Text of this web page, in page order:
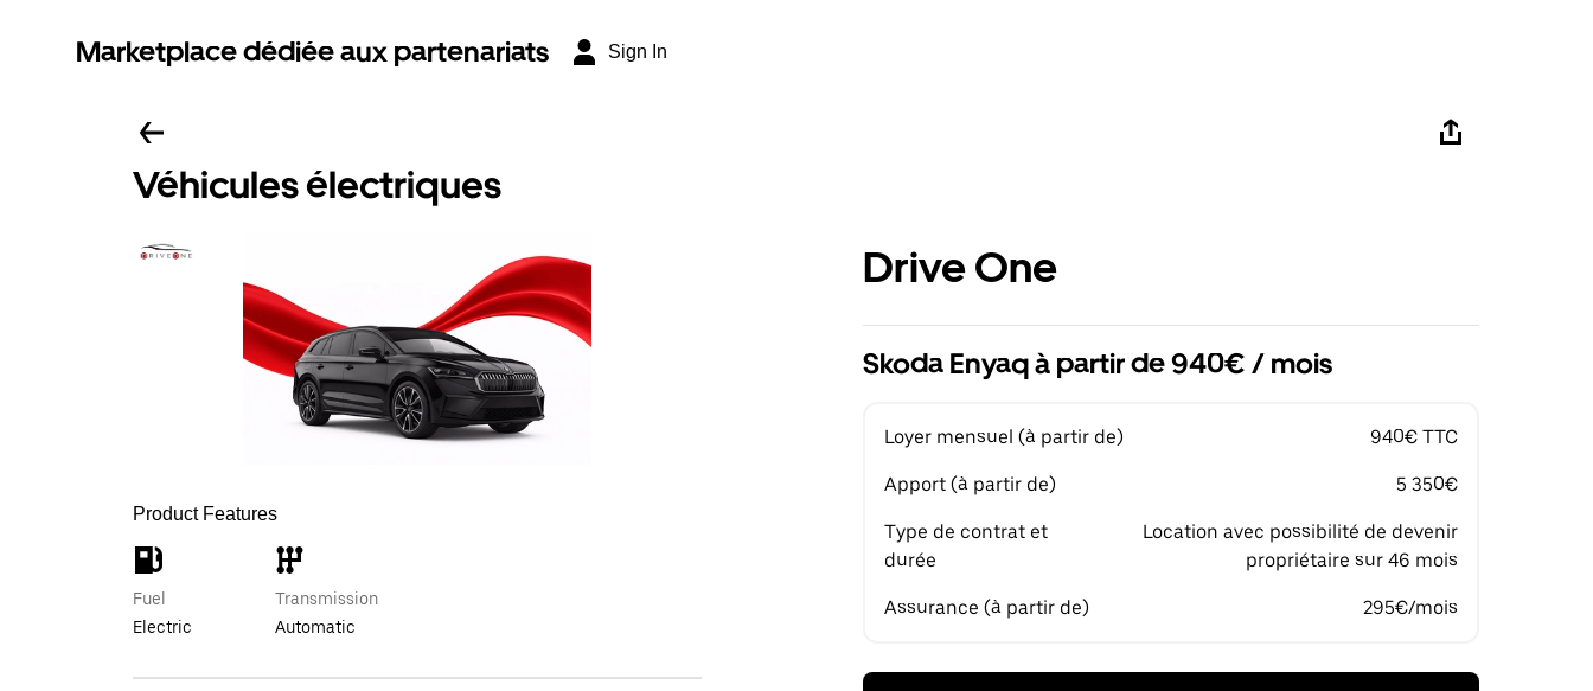
Marketplace dédiée aux partenariats Sign In
Véhicules électriques
Product Features
Fuel
Electric
Transmission
Automatic
Drive One
Skoda Enyaq à partir de 940€ / mois
Loyer mensuel (à partir de) 940€ TTC
Apport (à partir de) 5 350€
Type de contrat et
durée
Location avec possibilité de devenir
propriétaire sur 46 mois
Assurance (à partir de) 295€/mois